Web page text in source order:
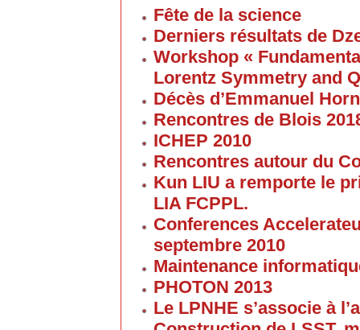
Fête de la science
Derniers résultats de
Workshop «
Lorentz Symmetry and
Décès d’Emmanuel
Rencontres de Blois
ICHEP 2010
Rencontres autour du
Kun LIU a remporte le
LIA FCPPL.
Conferences
septembre 2010
Maintenance
PHOTON 2013
Le LPNHE s’associe à